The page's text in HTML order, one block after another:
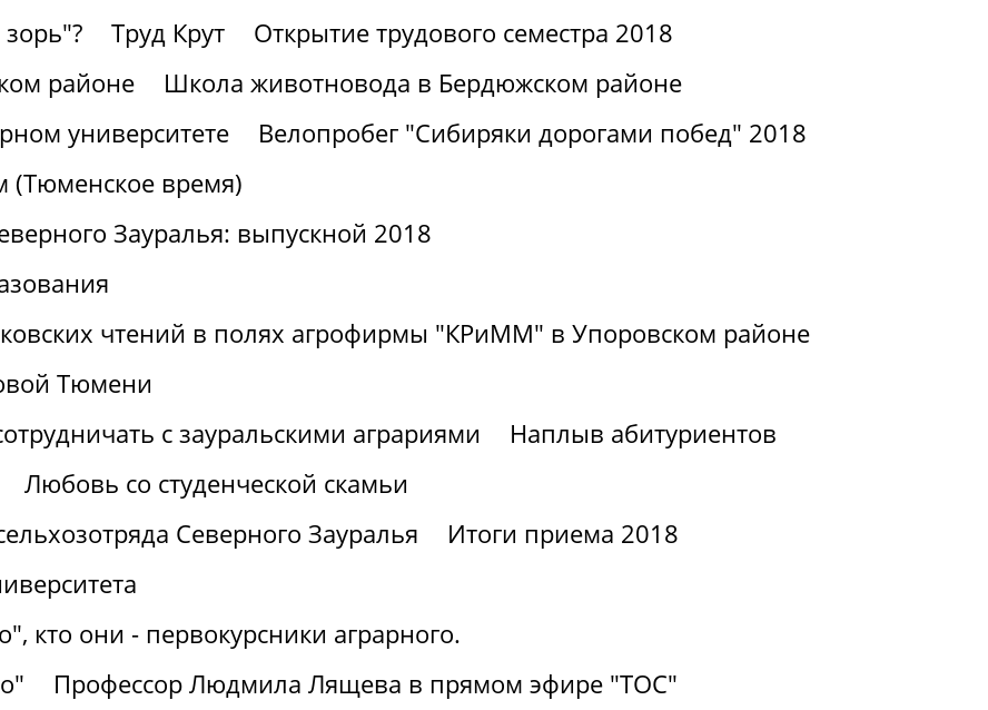
Труд Крут
Открытие трудового семестра 2018
районе
Школа животновода в Бердюжском районе
университете
Велопробег "Сибиряки дорогами побед" 2018
(Тюменское время)
Зауралья: выпускной 2018
чтений в полях агрофирмы "КРиММ" в Упоровском районе
Тюмени
с зауральскими аграриями
Наплыв абитуриентов
Любовь со студенческой скамьи
Северного Зауралья
Итоги приема 2018
кто они - первокурсники аграрного.
Профессор Людмила Лящева в прямом эфире "ТОС"